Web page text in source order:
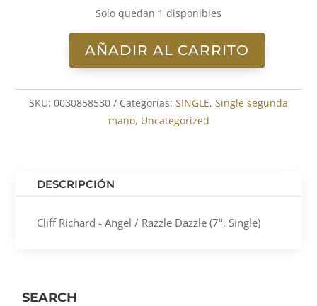
Solo quedan 1 disponibles
Richard
-
Angel
Single)
AÑADIR AL CARRITO
SKU: 0030858530 Categorías: SINGLE, Single segunda
mano, Uncategorized
DESCRIPCIÓN
Cliff Richard - Angel / Razzle Dazzle (7", Single)
SEARCH